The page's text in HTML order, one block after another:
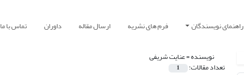
راهنمای نویسندگان فرم های نشریه ارسال مقاله داوران تماس با ما
نویسنده =عنایت شریفی
تعداد مقالات: 1